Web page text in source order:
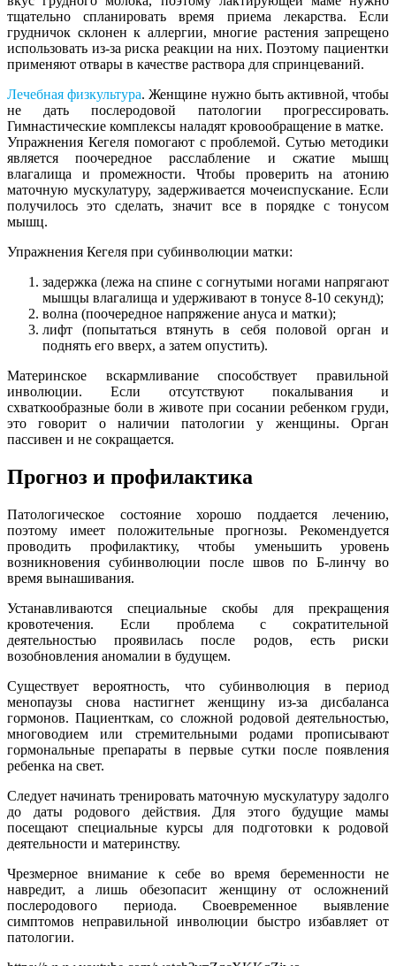
тщательно спланировать время приема лекарства. Если
грудничок склонен к аллергии, многие растения запрещено
использовать из-за риска реакции на них. Поэтому пациентки
применяют отвары в качестве раствора для спринцеваний.
Лечебная физкультура. Женщине нужно быть активной, чтобы
не дать послеродовой патологии прогрессировать.
Гимнастические комплексы наладят кровообращение в матке.
Упражнения Кегеля помогают с проблемой. Сутью методики
является поочередное расслабление и сжатие мышц
влагалища и промежности. Чтобы проверить на атонию
маточную мускулатуру, задерживается мочеиспускание. Если
получилось это сделать, значит все в порядке с тонусом
мышц.
Упражнения Кегеля при субинволюции матки:
задержка (лежа на спине с согнутыми ногами напрягают
мышцы влагалища и удерживают в тонусе 8-10 секунд);
волна (поочередное напряжение ануса и матки);
лифт (попытаться втянуть в себя половой орган и
поднять его вверх, а затем опустить).
Материнское вскармливание способствует правильной
инволюции. Если отсутствуют покалывания и
схваткообразные боли в животе при сосании ребенком груди,
это говорит о наличии патологии у женщины. Орган
пассивен и не сокращается.
Прогноз и профилактика
Патологическое состояние хорошо поддается лечению,
поэтому имеет положительные прогнозы. Рекомендуется
проводить профилактику, чтобы уменьшить уровень
возникновения субинволюции после швов по Б-линчу во
время вынашивания.
Устанавливаются специальные скобы для прекращения
кровотечения. Если проблема с сократительной
деятельностью проявилась после родов, есть риски
возобновления аномалии в будущем.
Существует вероятность, что субинволюция в период
менопаузы снова настигнет женщину из-за дисбаланса
гормонов. Пациенткам, со сложной родовой деятельностью,
многоводием или стремительными родами прописывают
гормональные препараты в первые сутки после появления
ребенка на свет.
Следует начинать тренировать маточную мускулатуру задолго
до даты родового действия. Для этого будущие мамы
посещают специальные курсы для подготовки к родовой
деятельности и материнству.
Чрезмерное внимание к себе во время беременности не
навредит, а лишь обезопасит женщину от осложнений
послеродового периода. Своевременное выявление
симптомов неправильной инволюции быстро избавляет от
патологии.